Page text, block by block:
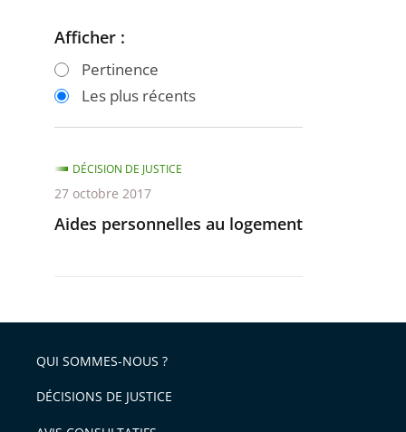
Passer
filtres
après
Passer
filtres
Afficher :
Pertinence
Les plus récents
Aides personnelles au logement
DÉCISION DE JUSTICE
27 octobre 2017
QUI SOMMES-NOUS ?
DÉCISIONS DE JUSTICE